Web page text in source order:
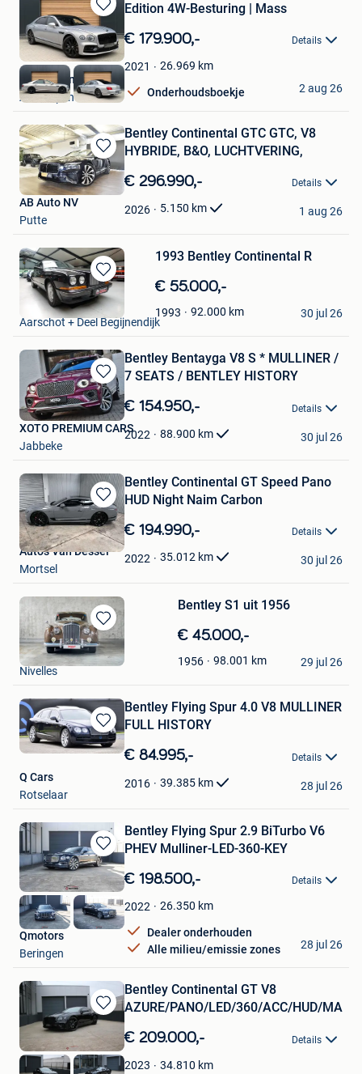
Bewaren
in
Mijn
Favorieten
Edition 4W-Besturing | Mass
€ 179.900,- Details
2021 26.969 km
Onderhoudsboekje
Auto Hartman B.V.
Antwerpen
2 aug 26
Bewaren
in
Mijn
Favorieten
Bentley Continental GTC GTC, V8
HYBRIDE, B&O, LUCHTVERING,
€ 296.990,- Details
2026 5.150 km
AB Auto NV
Putte
1 aug 26
Bewaren
in
Mijn
Favorieten
1993 Bentley Continental R
€ 55.000,-
1993 92.000 km
Oldtimers Gilis
Aarschot + Deel Begijnendijk
30 jul 26
Bewaren
in
Mijn
Favorieten
Bentley Bentayga V8 S * MULLINER /
7 SEATS / BENTLEY HISTORY
€ 154.950,- Details
2022 88.900 km
XOTO PREMIUM CARS
Jabbeke
30 jul 26
Bewaren
in
Mijn
Favorieten
Bentley Continental GT Speed Pano
HUD Night Naim Carbon
€ 194.990,- Details
2022 35.012 km
Auto's Van Dessel
Mortsel
30 jul 26
Bewaren
in
Bentley S1 uit 1956
€ 45.000,-
1956 98.001 km
DriveCity Sales
Nivelles
29 jul 26
Bewaren
in
Favorieten
Bentley Flying Spur 4.0 V8 MULLINER
FULL HISTORY
€ 84.995,- Details
2016 39.385 km
Q Cars
Rotselaar
28 jul 26
Bewaren
in
Mijn
Favorieten
Bentley Flying Spur 2.9 BiTurbo V6
PHEV Mulliner-LED-360-KEY
€ 198.500,- Details
2022 26.350 km
Dealer onderhouden
Alle milieu/emissie zones
Qmotors
Beringen
28 jul 26
Bewaren
in
Mijn
Favorieten
Bentley Continental GT V8
AZURE/PANO/LED/360/ACC/HUD/MASS
€ 209.000,- Details
2023 34.810 km